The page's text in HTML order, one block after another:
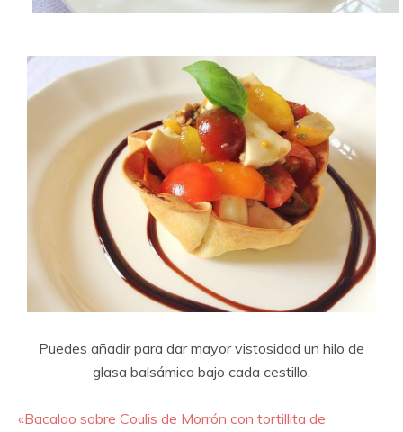
Puedes añadir para dar mayor vistosidad un hilo de
glasa balsámica bajo cada cestillo.
«Bacalao sobre Coulis de Morrón con tortillita de